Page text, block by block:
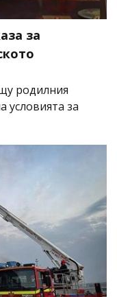
за
родилния
условията за